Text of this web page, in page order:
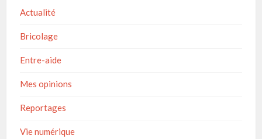
Actualité
Bricolage
Entre-aide
Mes opinions
Reportages
Vie numérique